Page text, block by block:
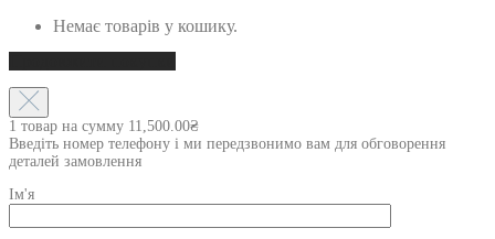
Немає товарів у кошику.
1 товар на сумму 11,500.00₴
Введіть номер телефону і ми передзвонимо вам для обговорення
деталей замовлення
Ім'я